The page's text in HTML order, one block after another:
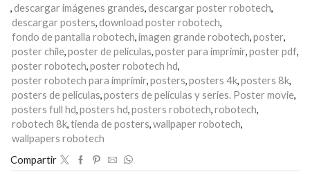
,descargar imágenes grandes,descargar poster robotech,
descargar posters,download poster robotech,
fondo de pantalla robotech,imagen grande robotech,poster,
poster chile,poster de películas,poster para imprimir,poster pdf,
poster robotech,poster robotech hd,
poster robotech para imprimir,posters,posters 4k,posters 8k,
posters de peliculas,posters de películas y series. Poster movie,
posters full hd,posters hd,posters robotech,robotech,
robotech 8k,tienda de posters,wallpaper robotech,
wallpapers robotech
Compartir